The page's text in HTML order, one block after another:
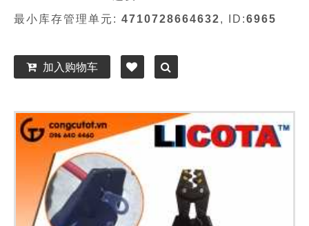
最小库存管理单元: 4710728664632, ID:6965
加入购物车